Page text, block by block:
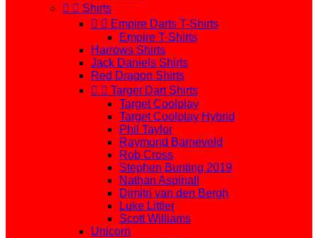
  Shirts
  Empire Darts T-Shirts
Empire T-Shirts
Harrows Shirts
Jack Daniels Shirts
Red Dragon Shirts
  Target Dart Shirts
Target Coolplay
Target Coolplay Hybrid
Phil Taylor
Raymond Barneveld
Rob Cross
Stephen Bunting 2019
Nathan Aspinall
Dimitri van den Bergh
Luke Littler
Scott Williams
Unicorn